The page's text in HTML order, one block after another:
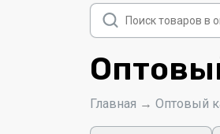
Поиск
товаров
Главная → Оптовый